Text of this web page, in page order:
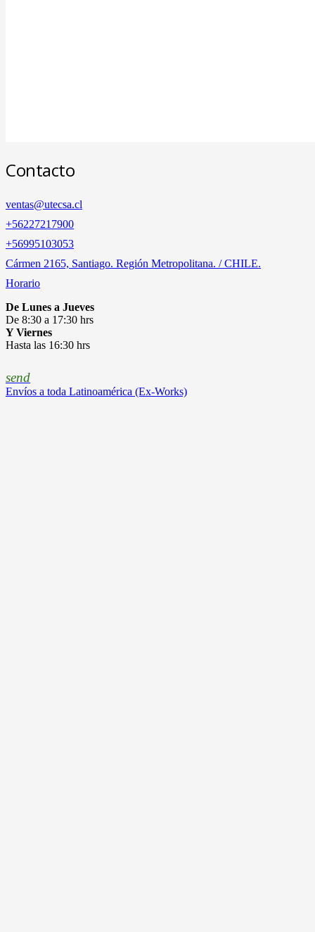
Contacto
ventas@utecsa.cl
+56227217900
‎+56995103053
Cármen 2165, Santiago. Región Metropolitana. / CHILE.
Horario
De Lunes a Jueves
De 8:30 a 17:30 hrs
Y Viernes
Hasta las 16:30 hrs
send
Envíos a toda Latinoamérica (Ex-Works)